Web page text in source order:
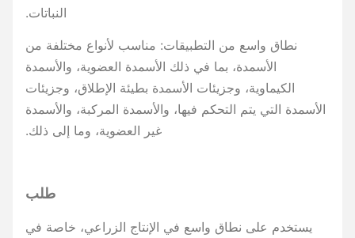
النباتات.
نطاق واسع من التطبيقات: مناسب لأنواع مختلفة من
الأسمدة، بما في ذلك الأسمدة العضوية، والأسمدة
الكيماوية، وجزيئات الأسمدة بطيئة الإطلاق، وجزيئات
الأسمدة التي يتم التحكم فيها، والأسمدة المركبة، والأسمدة
غير العضوية، وما إلى ذلك.
طلب
يستخدم على نطاق واسع في الإنتاج الزراعي، خاصة في